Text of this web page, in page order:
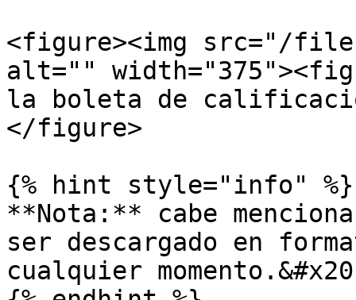
<figure><img src="/files/
alt=""
la boleta de
</figure>
{% hint style="info" %}
**Nota:** cabe
ser descargado en
cualquier